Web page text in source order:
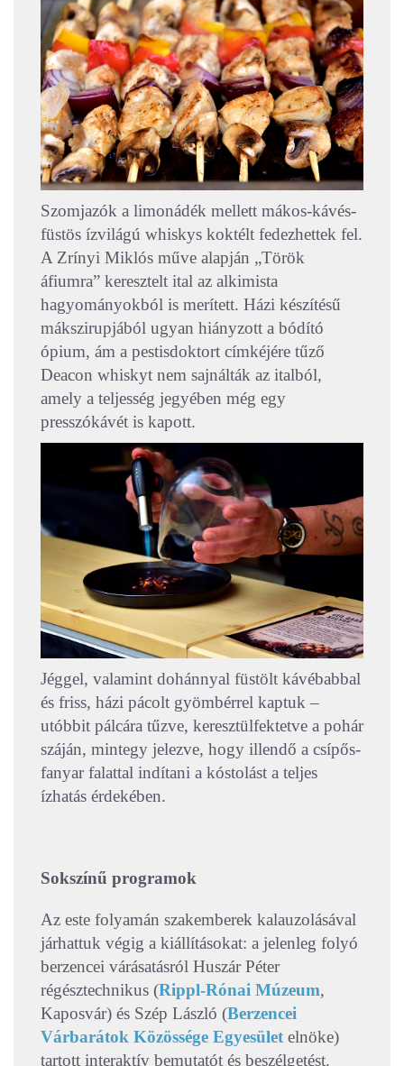
Szomjazók a limonádék mellett mákos-kávés-
füstös ízvilágú whiskys koktélt fedezhettek fel.
A Zrínyi Miklós műve alapján „Török
áfiumra” keresztelt ital az alkimista
hagyományokból is merített. Házi készítésű
mákszirupjából ugyan hiányzott a bódító
ópium, ám a pestisdoktort címkéjére tűző
Deacon whiskyt nem sajnálták az italból,
amely a teljesség jegyében még egy
presszókávét is kapott.
Jéggel, valamint dohánnyal füstölt kávébabbal
és friss, házi pácolt gyömbérrel kaptuk –
utóbbit pálcára tűzve, keresztülfektetve a pohár
száján, mintegy jelezve, hogy illendő a csípős-
fanyar falattal indítani a kóstolást a teljes
ízhatás érdekében.
Sokszínű programok
Az este folyamán szakemberek kalauzolásával
járhattuk végig a kiállításokat: a jelenleg folyó
berzencei várásatásról Huszár Péter
régésztechnikus (Rippl-Rónai Múzeum,
Kaposvár) és Szép László (Berzencei
Várbarátok Közössége Egyesület elnöke)
tartott interaktív bemutatót és beszélgetést.